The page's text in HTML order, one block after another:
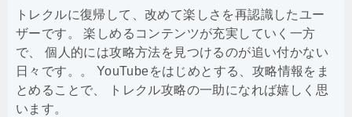
トレクルに復帰して、改めて楽しさを再認識したユー
ザーです。 楽しめるコンテンツが充実していく一方
で、 個人的には攻略方法を見つけるのが追い付かない
日々です。。 YouTubeをはじめとする、攻略情報をま
とめることで、 トレクル攻略の一助になれば嬉しく思
います。